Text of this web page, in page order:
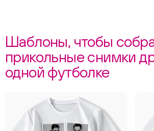
Шаблоны, чтобы
прикольные снимки
одной футболке